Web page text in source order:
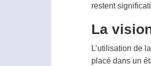
restent
La
L’utilisation de
placé dans un